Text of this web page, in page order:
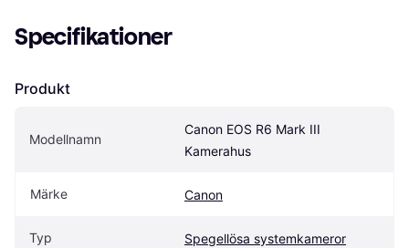
Specifikationer
Produkt
Modellnamn
Canon EOS R6 Mark III
Kamerahus
Märke Canon
Typ Spegellösa systemkameror